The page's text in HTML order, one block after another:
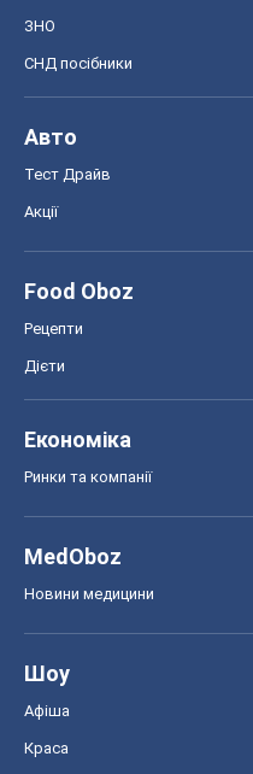
ЗНО
СНД посібники
Авто
Тест Драйв
Акції
Food Oboz
Рецепти
Дієти
Економіка
Ринки та компанії
MedOboz
Новини медицини
Шоу
Афіша
Краса